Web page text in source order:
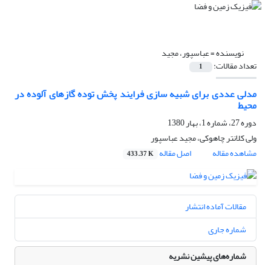
نویسنده =عباسپور، مجید
تعداد مقالات: 1
مدلی عددی برای شبیه سازی فرایند پخش توده گازهای آلوده در
محیط
دوره 27، شماره 1، بهار 1380
ولی کلانتر چاهوکی، مجید عباسپور
مشاهده مقاله
اصل مقاله 433.37 K
مقالات آماده انتشار
شماره جاری
شماره‌های پیشین نشریه